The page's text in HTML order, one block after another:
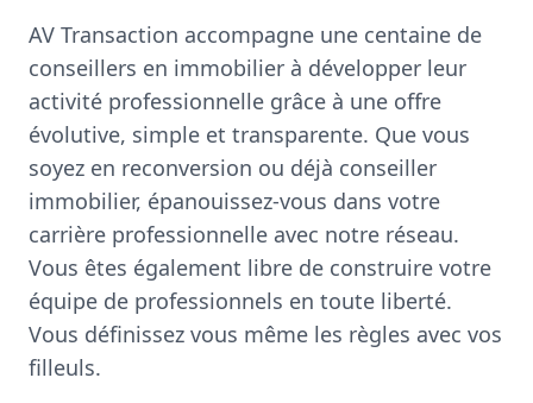
AV Transaction accompagne une centaine de
conseillers en immobilier à développer leur
activité professionnelle grâce à une offre
évolutive, simple et transparente. Que vous
soyez en reconversion ou déjà conseiller
immobilier, épanouissez-vous dans votre
carrière professionnelle avec notre réseau.
Vous êtes également libre de construire votre
équipe de professionnels en toute liberté.
Vous définissez vous même les règles avec vos
filleuls.